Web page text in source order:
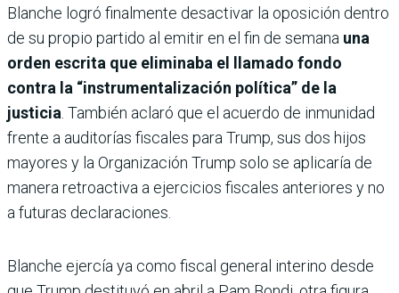
Blanche logró finalmente desactivar la oposición dentro
de su propio partido al emitir en el fin de semana una
orden escrita que eliminaba el llamado fondo
contra la “instrumentalización política” de la
justicia. También aclaró que el acuerdo de inmunidad
frente a auditorías fiscales para Trump, sus dos hijos
mayores y la Organización Trump solo se aplicaría de
manera retroactiva a ejercicios fiscales anteriores y no
a futuras declaraciones.
Blanche ejercía ya como fiscal general interino desde